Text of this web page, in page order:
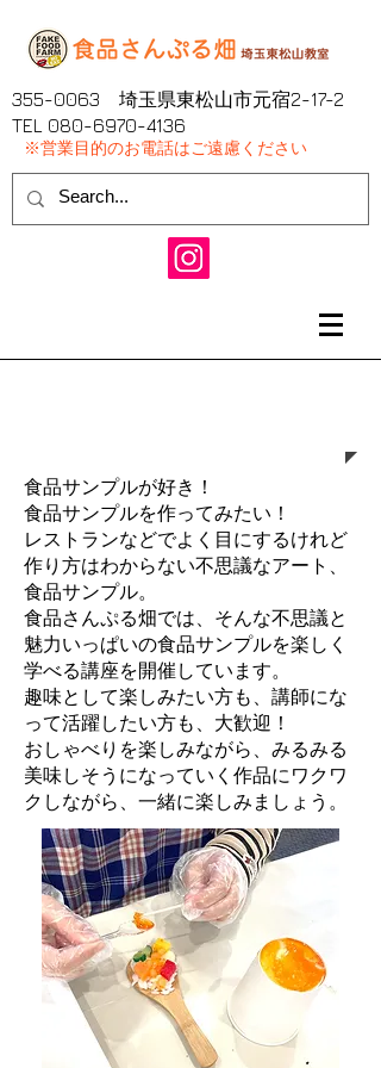
355-0063 埼玉県東松山市元宿2-17-2
​TEL 080-6970-4136
※営業目的のお電話はご遠慮ください
食品サンプルが好き！
食品サンプルを作ってみたい！
レストランなどでよく目にするけれど
作り方はわからない不思議なアート、
食品サンプル。
食品さんぷる畑では、そんな不思議と
魅力いっぱいの食品サンプルを楽しく
学べる講座を開催しています。
​趣味として楽しみたい方も、講師にな
って活躍したい方も、大歓迎！
おしゃべりを楽しみながら、みるみる
美味しそうになっていく作品にワクワ
クしながら、一緒に楽しみましょう。